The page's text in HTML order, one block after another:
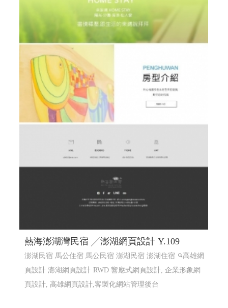
熱海澎湖灣民宿 ╱澎湖網頁設計 Y.109
澎湖民宿 馬公住宿 馬公民宿 澎湖民宿 澎湖住宿
高雄網
頁設計 澎湖網頁設計 RWD 響應式網頁設計, 企業形象網
頁設計, 高雄網頁設計,客製化網站管理後台